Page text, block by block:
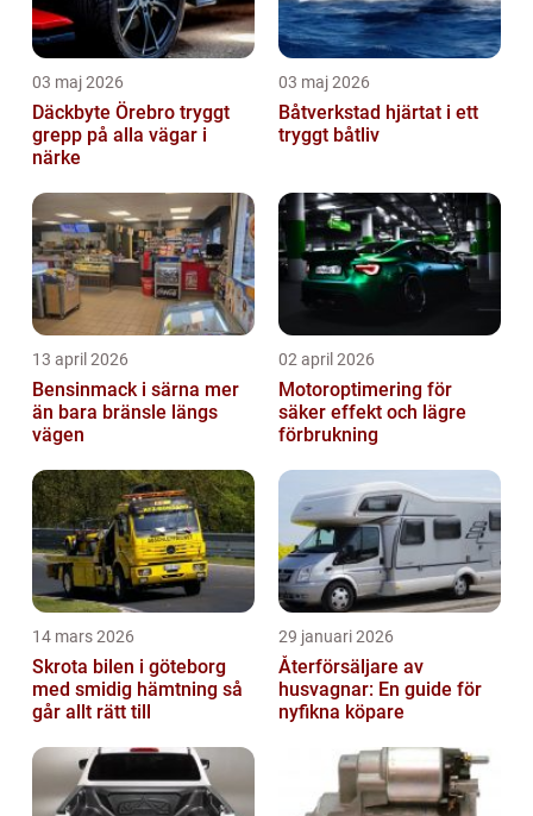
03 maj 2026
Däckbyte Örebro tryggt
grepp på alla vägar i
närke
03 maj 2026
Båtverkstad hjärtat i ett
tryggt båtliv
13 april 2026
Bensinmack i särna mer
än bara bränsle längs
vägen
02 april 2026
Motoroptimering för
säker effekt och lägre
förbrukning
14 mars 2026
Skrota bilen i göteborg
med smidig hämtning så
går allt rätt till
29 januari 2026
Återförsäljare av
husvagnar: En guide för
nyfikna köpare